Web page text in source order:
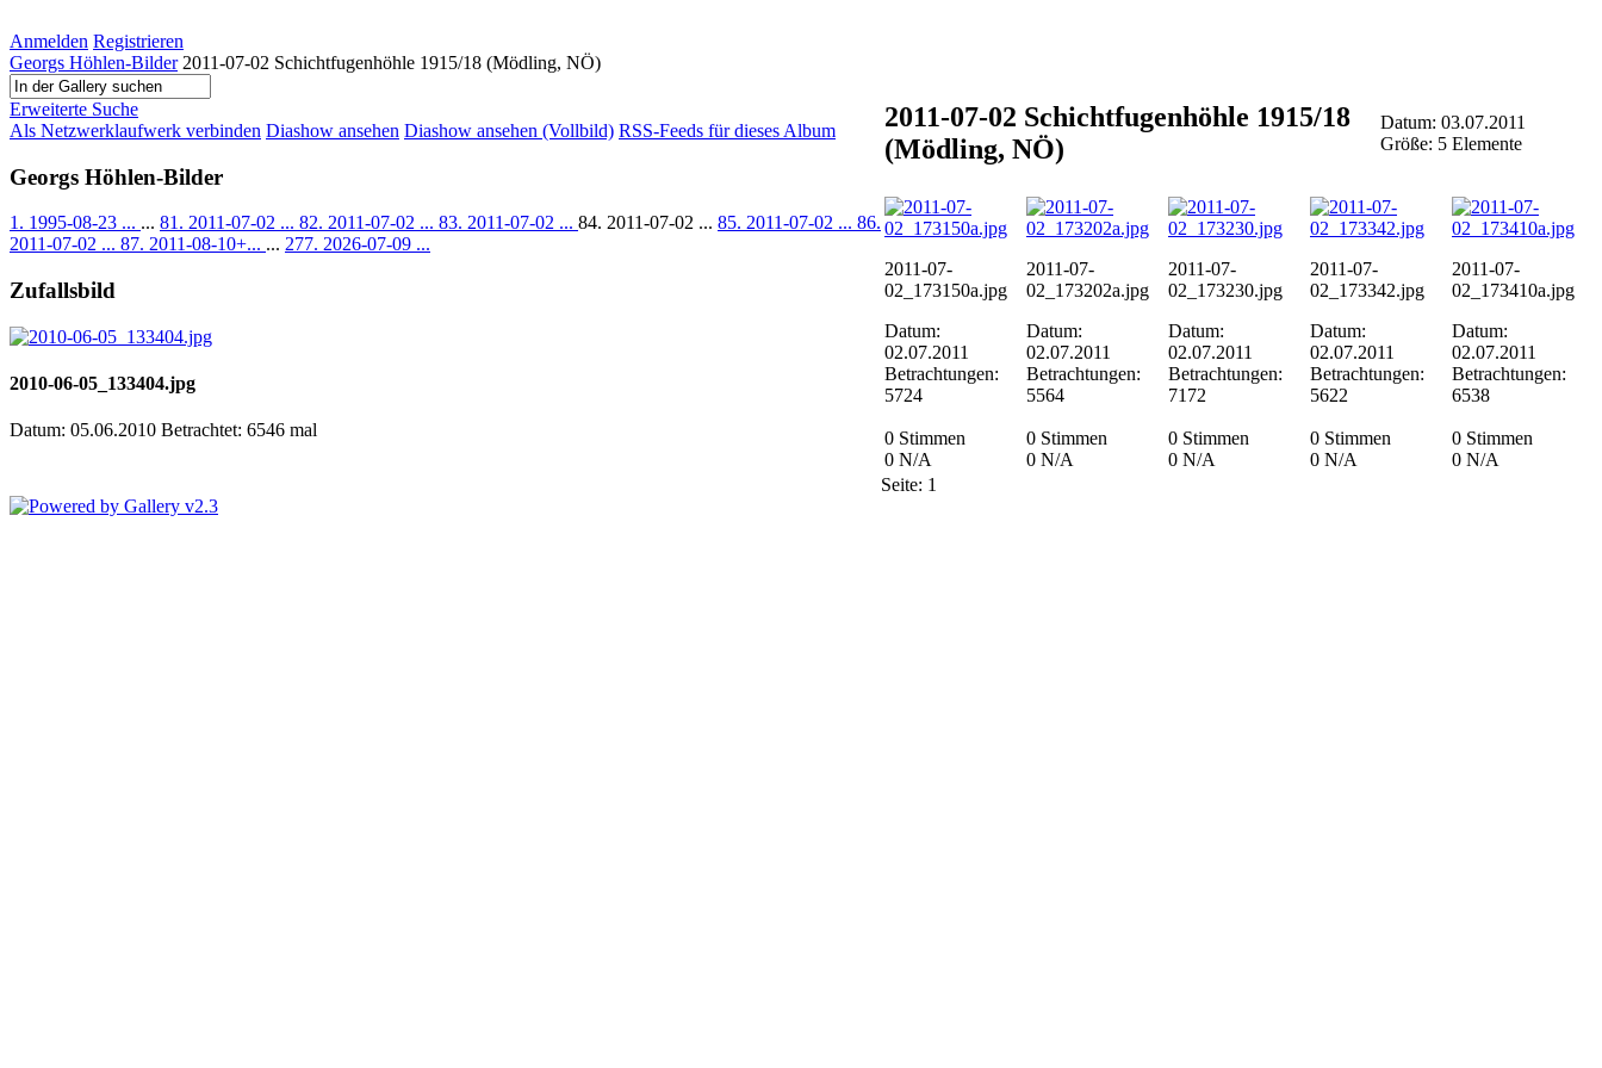
Anmelden Registrieren
Georgs Höhlen-Bilder 2011-07-02 Schichtfugenhöhle 1915/18 (Mödling, NÖ)
Erweiterte Suche
Als Netzwerklaufwerk verbinden Diashow ansehen Diashow ansehen (Vollbild) RSS-Feeds für dieses Album
Georgs Höhlen-Bilder
1. 1995-08-23 ... ... 81. 2011-07-02 ... 82. 2011-07-02 ... 83. 2011-07-02 ... 84. 2011-07-02 ... 85. 2011-07-02 ... 86.
2011-07-02 ... 87. 2011-08-10+... ... 277. 2026-07-09 ...
Zufallsbild
2010-06-05_133404.jpg
Datum: 05.06.2010 Betrachtet: 6546 mal
2011-07-02 Schichtfugenhöhle 1915/18
(Mödling, NÖ)
Datum: 03.07.2011
Größe: 5 Elemente
2011-07-
02_173150a.jpg
Datum:
02.07.2011
Betrachtungen:
5724
0 Stimmen
0 N/A
2011-07-
02_173202a.jpg
Datum:
02.07.2011
Betrachtungen:
5564
0 Stimmen
0 N/A
2011-07-
02_173230.jpg
Datum:
02.07.2011
Betrachtungen:
7172
0 Stimmen
0 N/A
2011-07-
02_173342.jpg
Datum:
02.07.2011
Betrachtungen:
5622
0 Stimmen
0 N/A
2011-07-
02_173410a.jpg
Datum:
02.07.2011
Betrachtungen:
6538
0 Stimmen
0 N/A
Seite: 1